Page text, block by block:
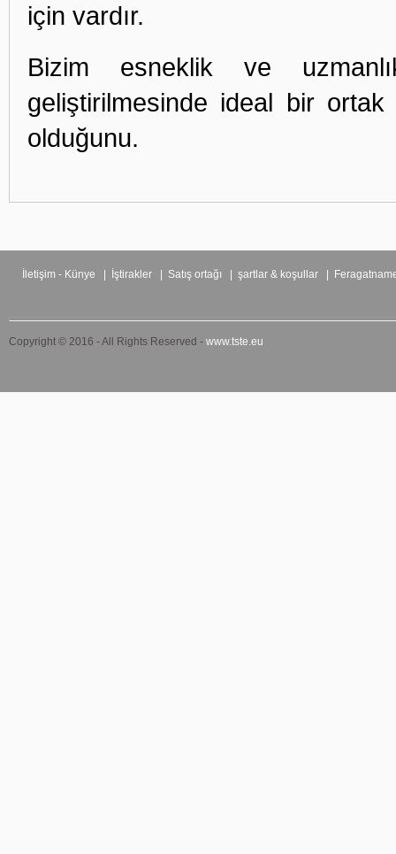
için vardır.
Bizim esneklik ve
geliştirilmesinde ideal bir
olduğunu.
İletişim - Künye İştirakler Satış ortağı şartlar & koşullar
Copyright © 2016 - All Rights Reserved - www.tste.eu